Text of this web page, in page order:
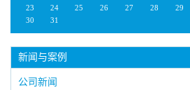
23
24 25 26 27 28
29
30
31
新闻与案例
公司新闻